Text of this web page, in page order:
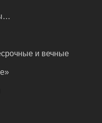
и вечные